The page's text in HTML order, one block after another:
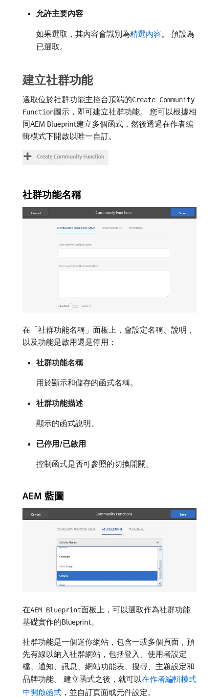
允許主要內容
如果選取，其內容會識別為精選內容。 預設為
已選取。
建立社群功能
選取位於社群功能主控台頂端的Create Community
Function圖示，即可建立社群功能。 您可以根據相
同AEM Blueprint建立多個函式，然後透過在作者編
輯模式下開啟以唯一自訂。
社群功能名稱
在「社群功能名稱」面板上，會設定名稱、說明，
以及功能是啟用還是停用：
社群功能名稱
用於顯示和儲存的函式名稱。
社群功能描述
顯示的函式說明。
已停用/已啟用
控制函式是否可參照的切換開關。
AEM 藍圖
在AEM Blueprint面板上，可以選取作為社群功能
基礎實作的Blueprint。
社群功能是一個迷你網站，包含一或多個頁面，預
先有線以納入社群網站，包括登入、使用者設定
檔、通知、訊息、網站功能表、搜尋、主題設定和
品牌功能。 建立函式之後，就可以在作者編輯模式
中開啟函式 ，並自訂頁面或元件設定。